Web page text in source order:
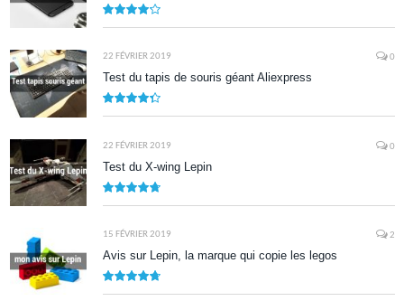
22 FÉVRIER 2019 0
Test du tapis de souris géant Aliexpress
22 FÉVRIER 2019 0
Test du X-wing Lepin
15 FÉVRIER 2019 2
Avis sur Lepin, la marque qui copie les legos